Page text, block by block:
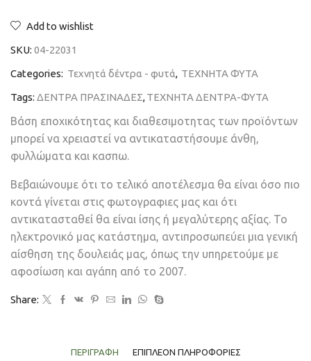
Add to wishlist
SKU: 04-22031
Categories: Τεχνητά δέντρα - φυτά, ΤΕΧΝΗΤΑ ΦΥΤΑ
Tags: ΔΕΝΤΡΑ ΠΡΑΣΙΝΑΔΕΣ,ΤΕΧΝΗΤΑ ΔΕΝΤΡΑ-ΦΥΤΑ
Βάση εποχικότητας και διαθεσιμοτητας των προϊόντων
μπορεί να χρειαστεί να αντικαταστήσουμε άνθη,
φυλλώματα και κασπω.
Βεβαιώνουμε ότι το τελικό αποτέλεσμα θα είναι όσο πιο
κοντά γίνεται στις φωτογραφιες μας και ότι
αντικατασταθεί θα είναι ίσης ή μεγαλύτερης αξίας. Το
ηλεκτρονικό μας κατάστημα, αντιπροσωπεύει μια γενική
αίσθηση της δουλειάς μας, όπως την υπηρετούμε με
αφοσίωση και αγάπη από το 2007.
Share:
ΠΕΡΙΓΡΑΦΉ ΕΠΙΠΛΈΟΝ ΠΛΗΡΟΦΟΡΊΕΣ